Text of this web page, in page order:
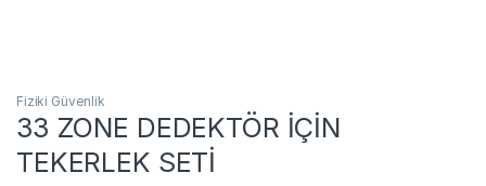
Fiziki Güvenlik
33 ZONE DEDEKTÖR İÇİN
TEKERLEK SETİ